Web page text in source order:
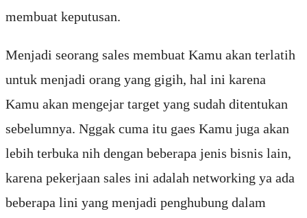
membuat keputusan.
Menjadi seorang sales membuat Kamu akan terlatih
untuk menjadi orang yang gigih, hal ini karena
Kamu akan mengejar target yang sudah ditentukan
sebelumnya. Nggak cuma itu gaes Kamu juga akan
lebih terbuka nih dengan beberapa jenis bisnis lain,
karena pekerjaan sales ini adalah networking ya ada
beberapa lini yang menjadi penghubung dalam